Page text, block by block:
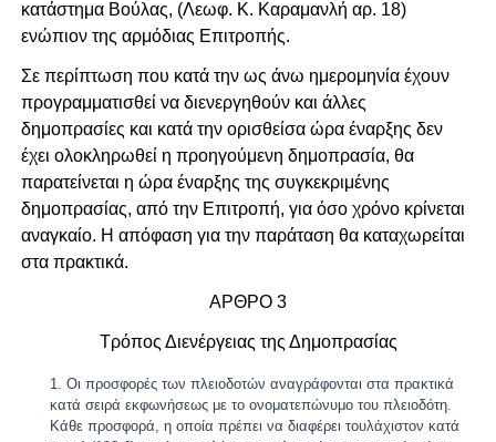
κατάστημα Βούλας, (Λεωφ. Κ. Καραμανλή αρ. 18)
ενώπιον της αρμόδιας Επιτροπής.
Σε περίπτωση που κατά την ως άνω ημερομηνία έχουν
προγραμματισθεί να διενεργηθούν και άλλες
δημοπρασίες και κατά την ορισθείσα ώρα έναρξης δεν
έχει ολοκληρωθεί η προηγούμενη δημοπρασία, θα
παρατείνεται η ώρα έναρξης της συγκεκριμένης
δημοπρασίας, από την Επιτροπή, για όσο χρόνο κρίνεται
αναγκαίο. Η απόφαση για την παράταση θα καταχωρείται
στα πρακτικά.
ΑΡΘΡΟ 3
Τρόπος Διενέργειας της Δημοπρασίας
Οι προσφορές των πλειοδοτών αναγράφονται στα πρακτικά
κατά σειρά εκφωνήσεως με το ονοματεπώνυμο του πλειοδότη.
Κάθε προσφορά, η οποία πρέπει να διαφέρει τουλάχιστον κατά